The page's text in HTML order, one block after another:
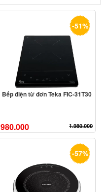
-51%
Bếp điện từ đơn Teka FIC-31T30
980.000 1.980.000
-57%